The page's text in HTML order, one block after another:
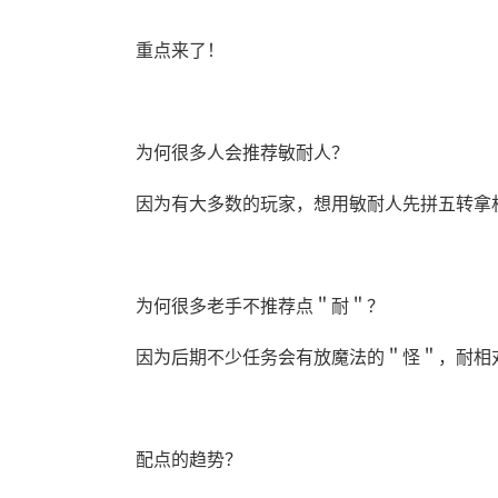
重点来了！
为何很多人会推荐敏耐人？
因为有大多数的玩家，想用敏耐人先拼五转拿
为何很多老手不推荐点＂耐＂？
因为后期不少任务会有放魔法的＂怪＂，耐相
配点的趋势？